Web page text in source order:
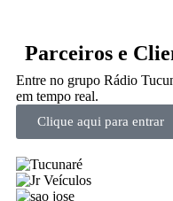
Parceiros e
Entre no grupo Rádio
em tempo real.
Clique aqui para entrar